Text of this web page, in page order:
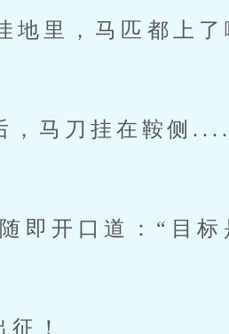
里，马匹都上了
，马刀挂在鞍侧
即开口道：“目标
！